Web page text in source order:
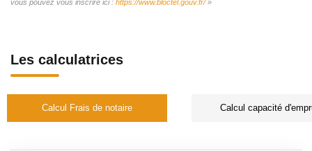
vous pouvez vous inscrire ici : https://www.bloctel.gouv.fr/»
Les calculatrices
Calcul Frais de notaire Calcul capacité